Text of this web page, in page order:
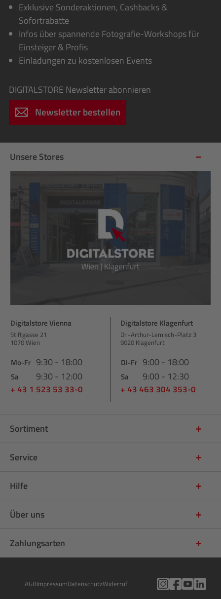
Exklusive Sonderaktionen, Cashbacks &
Sofortrabatte
Infos über spannende Fotografie-Workshops für
Einsteiger & Profis
Einladungen zu kostenlosen Events
DIGITALSTORE Newsletter abonnieren
Newsletter bestellen
Unsere Stores
Digitalstore Vienna
Stiftgasse 21
1070 Wien
Mo-Fr 9:30 - 18:00
Sa 9:30 - 12:00
+ 43 1 523 53 33-0
Digitalstore Klagenfurt
Dr.-Arthur-Lemisch-Platz 3
9020 Klagenfurt
Di-Fr 9:00 - 18:00
Sa 9:00 - 12:30
+ 43 463 304 353-0
Sortiment
Service
Hilfe
Über uns
Zahlungsarten
AGBImpressumDatenschutzWiderruf